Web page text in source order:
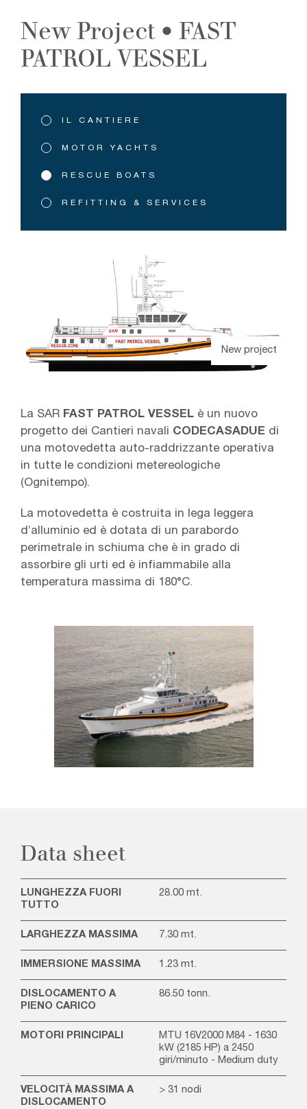
New Project • FAST
PATROL VESSEL
Menu
contestuale
IL CANTIERE
MOTOR YACHTS
RESCUE BOATS
REFITTING & SERVICES
New project
La SAR FAST PATROL VESSEL è un nuovo
progetto dei Cantieri navali CODECASADUE di
una motovedetta auto-raddrizzante operativa
in tutte le condizioni metereologiche
(Ognitempo).
La motovedetta è costruita in lega leggera
d’alluminio ed è dotata di un parabordo
perimetrale in schiuma che è in grado di
assorbire gli urti ed è infiammabile alla
temperatura massima di 180°C.
Data sheet
dello
yacht
Caratteristica Valore
LUNGHEZZA FUORI
TUTTO
28.00 mt.
LARGHEZZA MASSIMA 7.30 mt.
IMMERSIONE MASSIMA 1.23 mt.
DISLOCAMENTO A
PIENO CARICO
86.50 tonn.
MOTORI PRINCIPALI
MTU 16V2000 M84 - 1630
kW (2185 HP) a 2450
giri/minuto - Medium duty
VELOCITÀ MASSIMA A
DISLOCAMENTO
> 31 nodi